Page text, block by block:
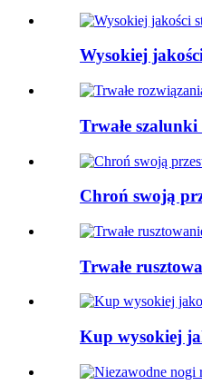
Wysokiej
Trwałe szalunki
Chroń swoją
Trwałe
Kup wysokiej